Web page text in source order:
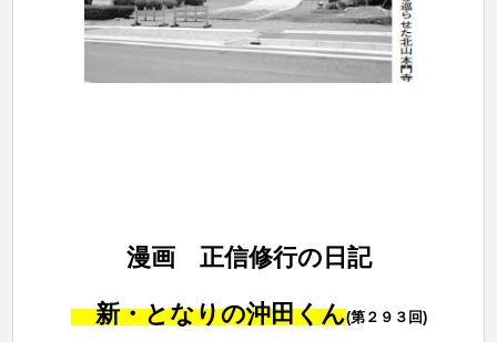
漫画 正信修行の日記
新・となりの沖田くん(第２９３回)